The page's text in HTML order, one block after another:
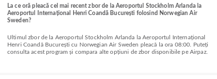
La ce oră pleacă cel mai recent zbor de la Aeroportul Stockholm Arlanda la
Aeroportul Internațional Henri Coandă București folosind Norwegian Air
Sweden?
Ultimul zbor de la Aeroportul Stockholm Arlanda la Aeroportul Internațional
Henri Coandă București cu Norwegian Air Sweden pleacă la ora 08:00. Puteți
consulta acest program și compara alte opțiuni de zbor disponibile pe Airpaz.